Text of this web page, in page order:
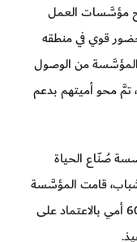
مؤسَّسات العمل
قوي في منطقه
من الوصول
المبادرة، تمَّ محو أميتهم بدعم
صُنّاع الحياة
قامت المؤسَّسة
بتمويل مرحلة جديدة تمَّ فيها محو أمية 60,000 أمي بالاعتماد على